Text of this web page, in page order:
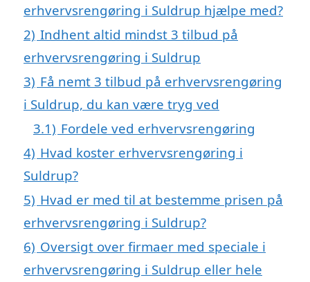
erhvervsrengøring i Suldrup hjælpe med?
2) Indhent altid mindst 3 tilbud på
erhvervsrengøring i Suldrup
3) Få nemt 3 tilbud på erhvervsrengøring
i Suldrup, du kan være tryg ved
3.1) Fordele ved erhvervsrengøring
4) Hvad koster erhvervsrengøring i
Suldrup?
5) Hvad er med til at bestemme prisen på
erhvervsrengøring i Suldrup?
6) Oversigt over firmaer med speciale i
erhvervsrengøring i Suldrup eller hele